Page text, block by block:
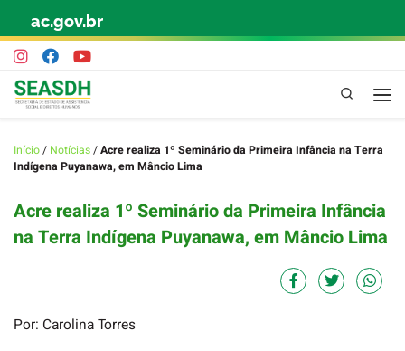
Skip to content
ac.gov.br
Pesquisa
Início/ Notícias/Acre realiza 1º Seminário da Primeira Infância na Terra
Indígena Puyanawa, em Mâncio Lima
Acre realiza 1º Seminário da Primeira Infância
na Terra Indígena Puyanawa, em Mâncio Lima
Por: Carolina Torres